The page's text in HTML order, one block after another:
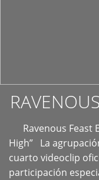
Ravenous Feast
High” La
cuarto videoclip
participación